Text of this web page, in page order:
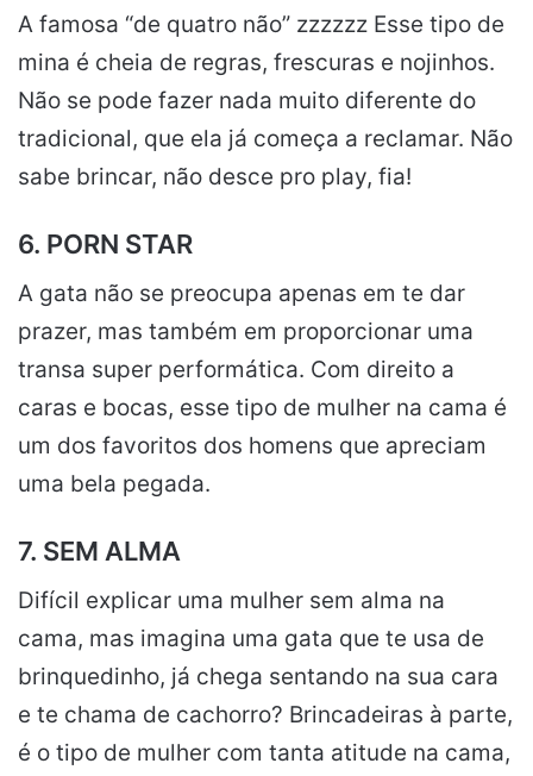
A famosa “de quatro não” zzzzzz Esse tipo de
mina é cheia de regras, frescuras e nojinhos.
Não se pode fazer nada muito diferente do
tradicional, que ela já começa a reclamar. Não
sabe brincar, não desce pro play, fia!
6. PORN STAR
A gata não se preocupa apenas em te dar
prazer, mas também em proporcionar uma
transa super performática. Com direito a
caras e bocas, esse tipo de mulher na cama é
um dos favoritos dos homens que apreciam
uma bela pegada.
7. SEM ALMA
Difícil explicar uma mulher sem alma na
cama, mas imagina uma gata que te usa de
brinquedinho, já chega sentando na sua cara
e te chama de cachorro? Brincadeiras à parte,
é o tipo de mulher com tanta atitude na cama,